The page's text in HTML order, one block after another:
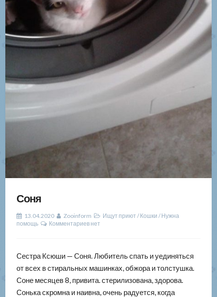
Соня
13.04.2020 Zooinform Ищут приют/Кошки /Нужна
помощь
Комментариев нет
Сестра Ксюши — Соня. Любитель спать и уединяться
от всех в стиральных машинках, обжора и толстушка.
Соне месяцев 8, привита. стерилизована, здорова.
Сонька скромна и наивна, очень радуется, когда